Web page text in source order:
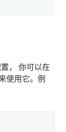
， 你可以在
使用它。例